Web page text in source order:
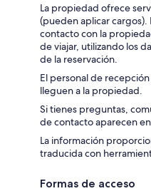
La propiedad ofrece
(pueden aplicar
contacto con la
de viajar, utilizando los
de la reservación.
El personal de
lleguen a la propiedad.
Si tienes preguntas,
de contacto aparecen
La información
traducida con
Formas de acceso